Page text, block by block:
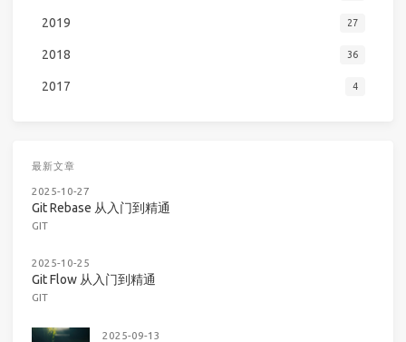
2019 27
2018 36
2017 4
最新文章
2025-10-27
Git Rebase 从入门到精通
GIT
2025-10-25
Git Flow 从入门到精通
GIT
2025-09-13